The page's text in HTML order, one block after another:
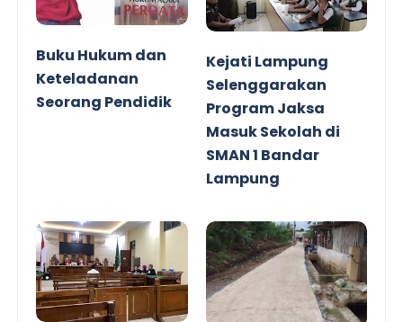
Buku Hukum dan
Keteladanan
Seorang Pendidik
Kejati Lampung
Selenggarakan
Program Jaksa
Masuk Sekolah di
SMAN 1 Bandar
Lampung